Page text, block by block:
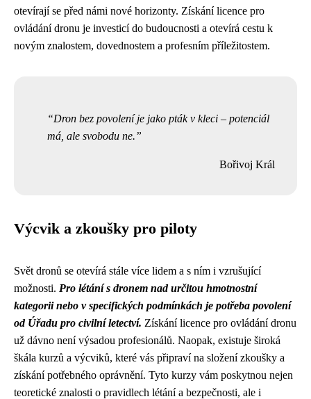
otevírají se před námi nové horizonty. Získání licence pro
ovládání dronu je investicí do budoucnosti a otevírá cestu k
novým znalostem, dovednostem a profesním příležitostem.
Dron bez povolení je jako pták v kleci – potenciál
má, ale svobodu ne.
Bořivoj Král
Výcvik a zkoušky pro piloty
Svět dronů se otevírá stále více lidem a s ním i vzrušující
možnosti. Pro létání s dronem nad určitou hmotnostní
kategorii nebo v specifických podmínkách je potřeba povolení
od Úřadu pro civilní letectví. Získání licence pro ovládání dronu
už dávno není výsadou profesionálů. Naopak, existuje široká
škála kurzů a výcviků, které vás připraví na složení zkoušky a
získání potřebného oprávnění. Tyto kurzy vám poskytnou nejen
teoretické znalosti o pravidlech létání a bezpečnosti, ale i